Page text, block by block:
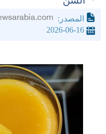
المصدر:
2026-06-16